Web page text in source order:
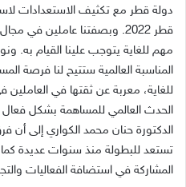
دولة قطر مع تكثيف الاستعدادات
قطر
وبصفتنا عاملين في مجال
مهم للغاية يتوجب علينا القيام به.
المناسبة العالمية ستتيح لنا فرصة
للغاية، معربة عن ثقتها في
الحدث العالمي للمساهمة بشكل فعال
الدكتورة حنان محمد الكواري إلى أن
تستعد للبطولة منذ سنوات عديدة كما
المشاركة في استضافة الفعاليات